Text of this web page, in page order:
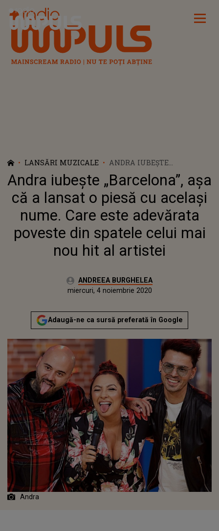
Radio Impuls
LANSĂRI MUZICALE
ANDRA IUBEȘTE
„BARCELONA”, AȘA CĂ A
LANSAT O PIESĂ CU
ACELAȘI NUME. CARE ESTE
ADEVĂRATA POVESTE DIN
SPATELE CELUI MAI NOU
HIT AL ARTISTEI
Andra iubește „Barcelona”, așa
că a lansat o piesă cu același
nume. Care este adevărata
poveste din spatele celui mai
nou hit al artistei
Autor:ANDREEA BURGHELEA
miercuri, 4 noiembrie 2020
Actualizat:
miercuri, 4 noiembrie 2020
Adaugă-ne ca sursă preferată în Google
Andra